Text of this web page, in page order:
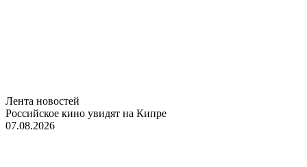
Лента новостей
Российское кино увидят на Кипре
07.08.2026